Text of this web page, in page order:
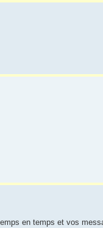
en temps et vos